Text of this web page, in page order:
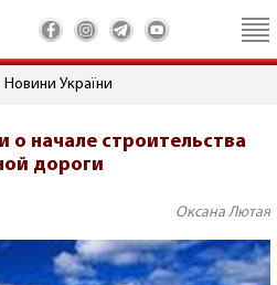
Новини України
о начале строительства
дороги
Оксана Лютая